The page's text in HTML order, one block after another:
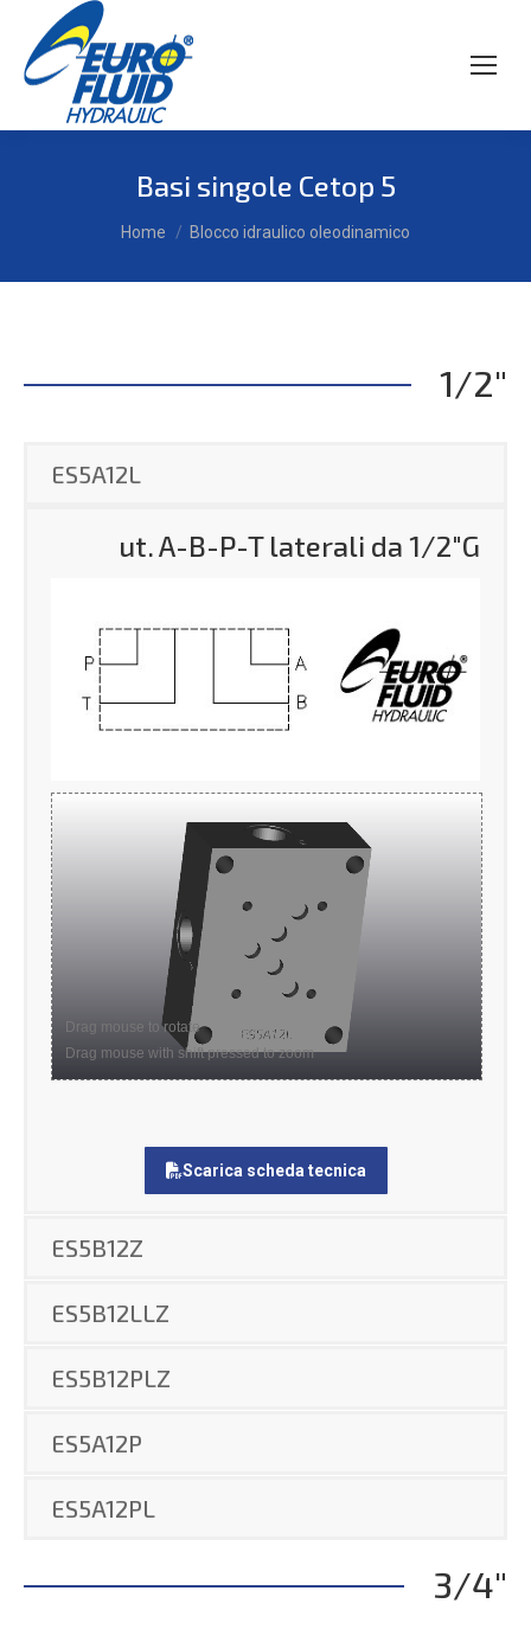
Basi singole Cetop 5
Home Blocco idraulico oleodinamico
1/2"
ES5A12L
ut. A-B-P-T laterali da 1/2″G
Drag mouse to rotate
Drag mouse with shift pressed to zoom
Scarica scheda tecnica
ES5B12Z
ES5B12LLZ
ES5B12PLZ
ES5A12P
ES5A12PL
3/4"